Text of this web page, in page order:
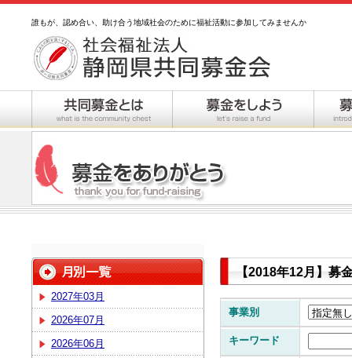
誰もが、認め合い、助け合う地域社会のために福祉活動に参加してみませんか
2027年03月
2026年07月
2026年06月
【2018年12月】募
事業別
キーワード